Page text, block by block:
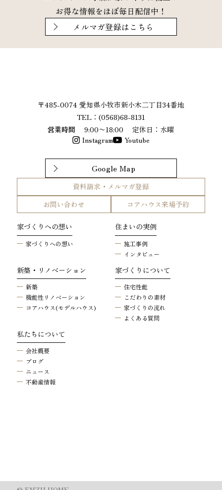
エンズホーム小縣が家づくりに役立つ
お得な情報をほぼ毎日配信中！
〒485-0074 愛知県小牧市新小木二丁目34番地
TEL：(0568)68-8131
Instagram
Youtube
Google Map
資料請求・メルマガ登録
お問い合わせ
コアハウス来場予約
家づくりへの想い
新築・リノベーション
新築
コアハウス(モデルハウス)
住まいの実例
施工事例
インタビュー
家づくりについて
住宅性能
こだわりの素材
私たちについて
ブログ